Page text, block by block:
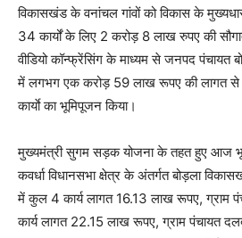
विकासखंड के वनांचल गांवों को विकास के
34 कार्यों के लिए 2 करोड़ 8 लाख रुपए की
वीडियो कॉन्फ्रेंसिंग के माध्यम से जनपद पंचायत
में लगभग एक करोड़ 59 लाख रूपए की लागत से
कार्याे का भूमिपूजन किया।
मुख्यमंत्री सुगम सड़क योजना के तहत हुए आज
कवर्धा विधानसभा क्षेत्र के अंतर्गत बोड़ला
में कुल 4 कार्य लागत 16.13 लाख रूपए, ग्राम
कार्य लागत 22.15 लाख रूपए, ग्राम पंचायत